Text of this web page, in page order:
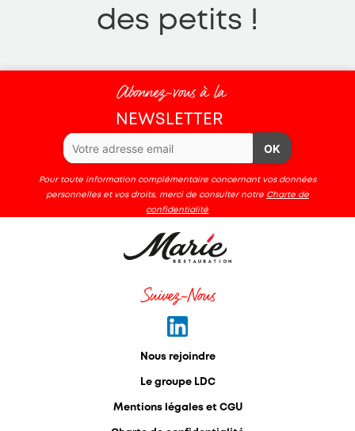
des petits !
Abonnez-vous à la
NEWSLETTER
OK
Pour toute information complémentaire concernant vos données
personnelles et vos droits, merci de consulter notre Charte de
confidentialité
Suivez-Nous
Nous rejoindre
Le groupe LDC
Mentions légales et CGU